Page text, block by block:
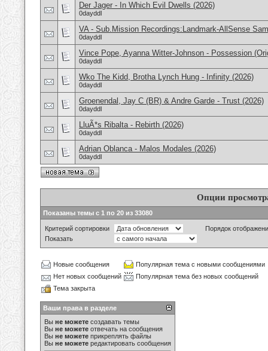
Der Jager - In Which Evil Dwells (2026)
0dayddl
VA - Sub.Mission Recordings:Landmark-AllSense
0dayddl
Vince Pope, Ayanna Witter-Johnson - Possession
0dayddl
Wko The Kidd, Brotha Lynch Hung - Infinity (2026)
0dayddl
Groenendal, Jay C (BR) & Andre Garde - Trust (2026)
0dayddl
LluÃ*s Ribalta - Rebirth (2026)
0dayddl
Adrian Oblanca - Malos Modales (2026)
0dayddl
Опции
Показаны темы с 1 по 20 из 33080
Критерий сортировки
Порядок
Показать
Новые сообщения
Популярная тема с новыми сообщениями
Нет новых сообщений
Популярная тема без новых сообщений
Тема закрыта
Ваши права в разделе
Вы не можете создавать темы
Вы не можете отвечать на сообщения
Вы не можете прикреплять файлы
Вы не можете редактировать сообщения